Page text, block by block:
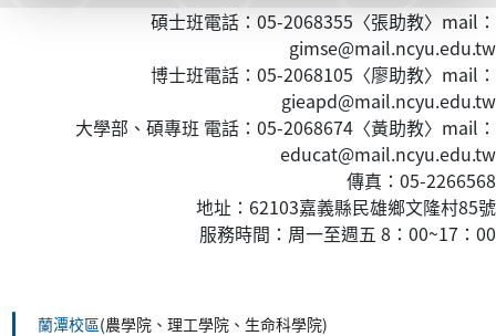
碩士班電話：05-2068355〈張助教〉mail：
gimse@mail.ncyu.edu.tw
博士班電話：05-2068105〈廖助教〉mail：
gieapd@mail.ncyu.edu.tw
大學部、碩專班 電話：05-2068674〈黃助教〉mail：
educat@mail.ncyu.edu.tw
傳真：05-2266568
地址：62103嘉義縣民雄鄉文隆村85號
服務時間：周一至週五 8：00~17：00
蘭潭校區(農學院、理工學院、生命科學院)